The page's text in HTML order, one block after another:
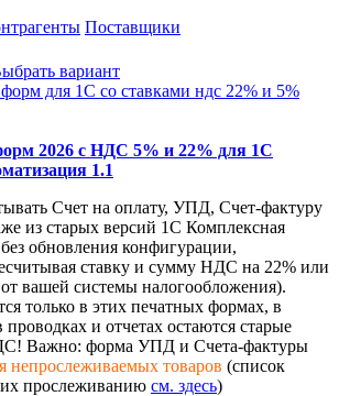
Поставщики
вариант
2026 с НДС 5% и 22% для 1С
1.1
Счет на оплату, УПД, Счет-фактуру
из старых версий 1С Комплексная
обновления конфигурации,
ставку и сумму НДС на 22% или
вашей системы налогообложения).
только в этих печатных формах, в
и отчетах остаются старые
Важно: форма УПД и Счета-фактуры
непрослеживаемых товаров (список
прослеживанию см. здесь)